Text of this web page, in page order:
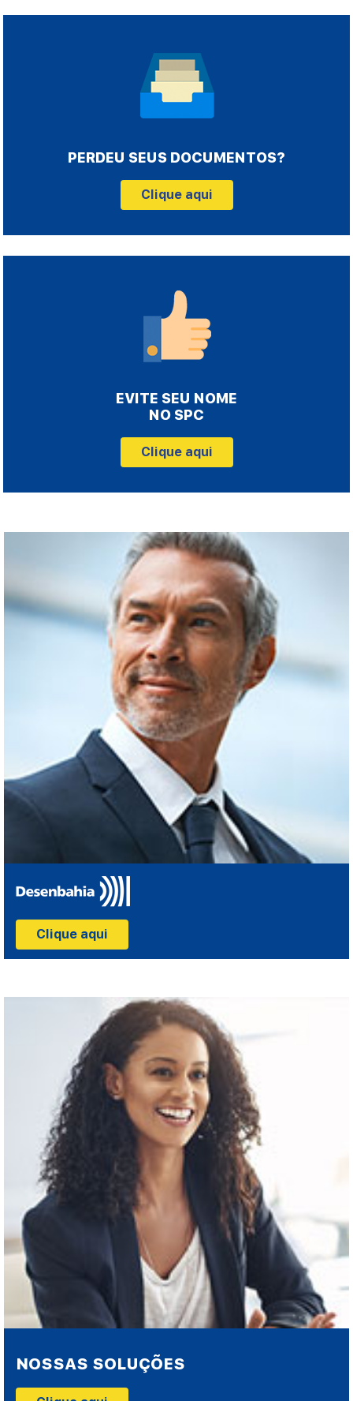
PERDEU SEUS DOCUMENTOS?
Clique aqui
EVITE SEU NOME
NO SPC
Clique aqui
Clique aqui
NOSSAS SOLUÇÕES